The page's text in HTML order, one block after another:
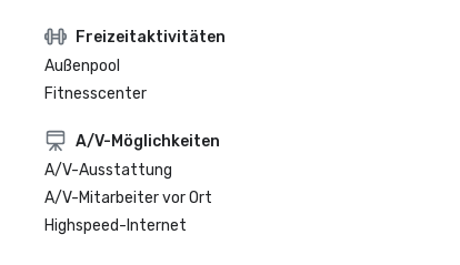
Freizeitaktivitäten
Außenpool
Fitnesscenter
A/V-Möglichkeiten
A/V-Ausstattung
A/V-Mitarbeiter vor Ort
Highspeed-Internet